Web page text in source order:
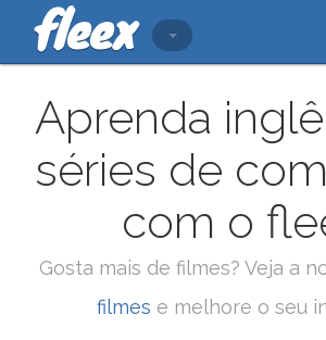
Aprenda
séries de
com o
Gosta mais de filmes? Veja a
filmes e melhore o seu